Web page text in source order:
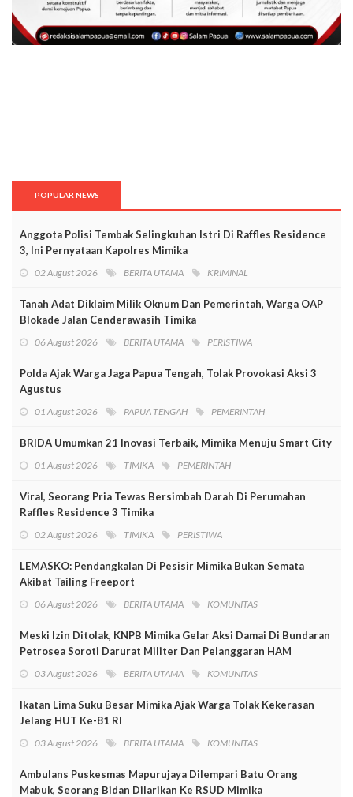
POPULAR NEWS
Anggota Polisi Tembak Selingkuhan Istri Di Raffles Residence
3, Ini Pernyataan Kapolres Mimika
02 August 2026 BERITA UTAMA KRIMINAL
Tanah Adat Diklaim Milik Oknum Dan Pemerintah, Warga OAP
Blokade Jalan Cenderawasih Timika
06 August 2026 BERITA UTAMA PERISTIWA
Polda Ajak Warga Jaga Papua Tengah, Tolak Provokasi Aksi 3
Agustus
01 August 2026 PAPUA TENGAH PEMERINTAH
BRIDA Umumkan 21 Inovasi Terbaik, Mimika Menuju Smart City
01 August 2026 TIMIKA PEMERINTAH
Viral, Seorang Pria Tewas Bersimbah Darah Di Perumahan
Raffles Residence 3 Timika
02 August 2026 TIMIKA PERISTIWA
LEMASKO: Pendangkalan Di Pesisir Mimika Bukan Semata
Akibat Tailing Freeport
06 August 2026 BERITA UTAMA KOMUNITAS
Meski Izin Ditolak, KNPB Mimika Gelar Aksi Damai Di Bundaran
Petrosea Soroti Darurat Militer Dan Pelanggaran HAM
03 August 2026 BERITA UTAMA KOMUNITAS
Ikatan Lima Suku Besar Mimika Ajak Warga Tolak Kekerasan
Jelang HUT Ke-81 RI
03 August 2026 BERITA UTAMA KOMUNITAS
Ambulans Puskesmas Mapurujaya Dilempari Batu Orang
Mabuk, Seorang Bidan Dilarikan Ke RSUD Mimika